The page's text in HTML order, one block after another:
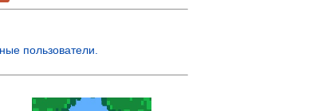
пользователи.